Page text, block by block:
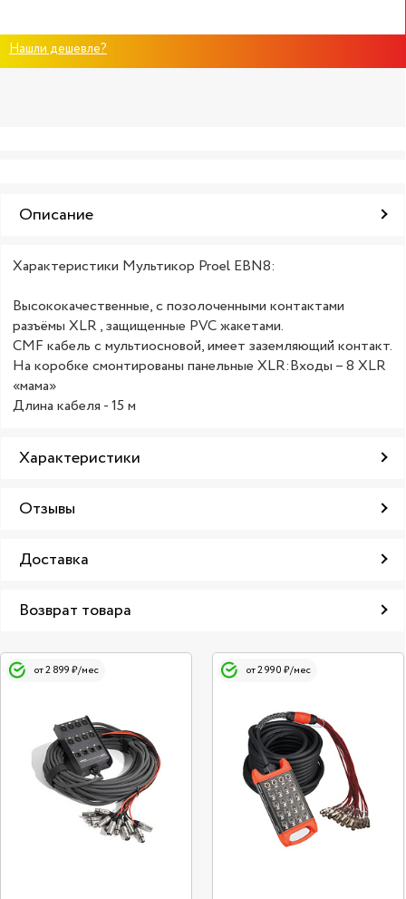
Нашли дешевле?
Описание
Характеристики Мультикор Proel EBN8:
Высококачественные, с позолоченными контактами
разъёмы XLR , защищенные PVC жакетами.
CMF кабель с мультиосновой, имеет заземляющий контакт.
На коробке смонтированы панельные XLR:Входы – 8 XLR
«мама»
Длина кабеля - 15 м
Характеристики
Отзывы
Доставка
Возврат товара
от 2 899 ₽/мес от 2 990 ₽/мес